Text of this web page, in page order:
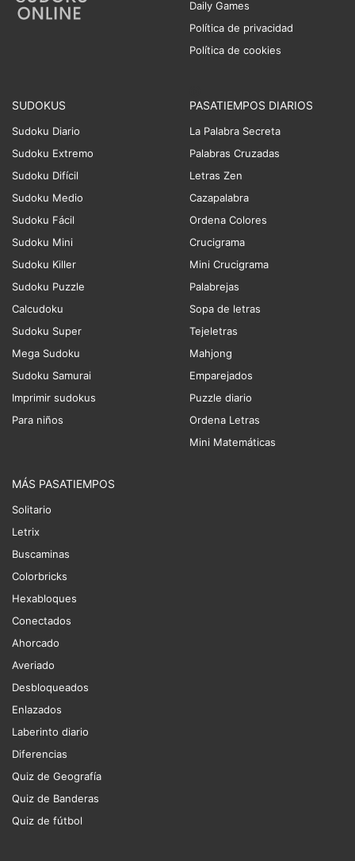
Daily Games
Política de privacidad
Política de cookies
SUDOKUS
Sudoku Diario
Sudoku Extremo
Sudoku Difícil
Sudoku Medio
Sudoku Fácil
Sudoku Mini
Sudoku Killer
Sudoku Puzzle
Calcudoku
Sudoku Super
Mega Sudoku
Sudoku Samurai
Imprimir sudokus
Para niños
PASATIEMPOS DIARIOS
La Palabra Secreta
Palabras Cruzadas
Letras Zen
Cazapalabra
Ordena Colores
Crucigrama
Mini Crucigrama
Palabrejas
Sopa de letras
Tejeletras
Mahjong
Emparejados
Puzzle diario
Ordena Letras
Mini Matemáticas
MÁS PASATIEMPOS
Solitario
Letrix
Buscaminas
Colorbricks
Hexabloques
Conectados
Ahorcado
Averiado
Desbloqueados
Enlazados
Laberinto diario
Diferencias
Quiz de Geografía
Quiz de Banderas
Quiz de fútbol